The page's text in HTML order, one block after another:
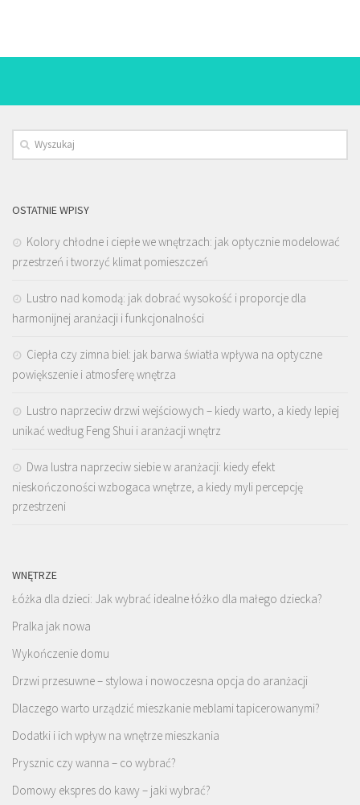
OSTATNIE WPISY
Kolory chłodne i ciepłe we wnętrzach: jak optycznie modelować
przestrzeń i tworzyć klimat pomieszczeń
Lustro nad komodą: jak dobrać wysokość i proporcje dla
harmonijnej aranżacji i funkcjonalności
Ciepła czy zimna biel: jak barwa światła wpływa na optyczne
powiększenie i atmosferę wnętrza
Lustro naprzeciw drzwi wejściowych – kiedy warto, a kiedy lepiej
unikać według Feng Shui i aranżacji wnętrz
Dwa lustra naprzeciw siebie w aranżacji: kiedy efekt
nieskończoności wzbogaca wnętrze, a kiedy myli percepcję
przestrzeni
WNĘTRZE
Łóżka dla dzieci: Jak wybrać idealne łóżko dla małego dziecka?
Pralka jak nowa
Wykończenie domu
Drzwi przesuwne – stylowa i nowoczesna opcja do aranżacji
Dlaczego warto urządzić mieszkanie meblami tapicerowanymi?
Dodatki i ich wpływ na wnętrze mieszkania
Prysznic czy wanna – co wybrać?
Domowy ekspres do kawy – jaki wybrać?